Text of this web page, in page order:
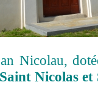
Nicolau,
Saint Nicolas